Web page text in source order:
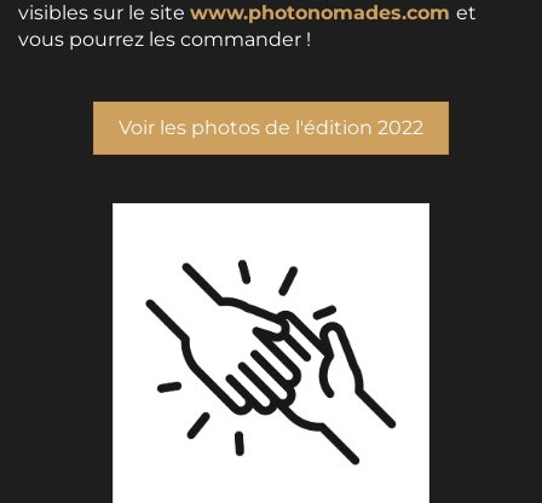
visibles sur le site www.photonomades.com et
vous pourrez les commander !
Voir les photos de l'édition 2022